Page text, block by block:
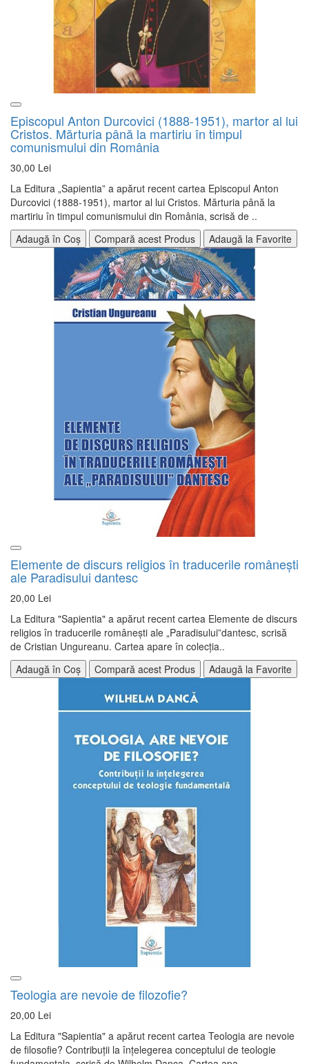
Episcopul Anton Durcovici (1888-1951), martor al lui
Cristos. Mărturia până la martiriu în timpul
comunismului din România
30,00 Lei
La Editura „Sapientia” a apărut recent cartea Episcopul Anton
Durcovici (1888-1951), martor al lui Cristos. Mărturia până la
martiriu în timpul comunismului din România, scrisă de ..
Adaugă în Coș
Compară acest Produs Adaugă la Favorite
Elemente de discurs religios în traducerile româneşti
ale Paradisului dantesc
20,00 Lei
La Editura "Sapientia" a apărut recent cartea Elemente de discurs
religios în traducerile româneşti ale „Paradisului”dantesc, scrisă
de Cristian Ungureanu. Cartea apare în colecţia..
Adaugă în Coș
Compară acest Produs Adaugă la Favorite
Teologia are nevoie de filozofie?
20,00 Lei
La Editura "Sapientia" a apărut recent cartea Teologia are nevoie
de filosofie? Contribuții la înțelegerea conceptului de teologie